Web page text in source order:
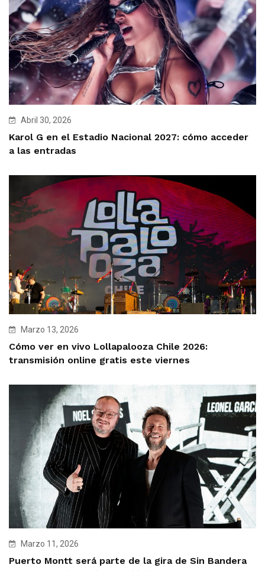
Abril 30, 2026
Karol G en el Estadio Nacional 2027: cómo acceder
a las entradas
Marzo 13, 2026
Cómo ver en vivo Lollapalooza Chile 2026:
transmisión online gratis este viernes
Marzo 11, 2026
Puerto Montt será parte de la gira de Sin Bandera